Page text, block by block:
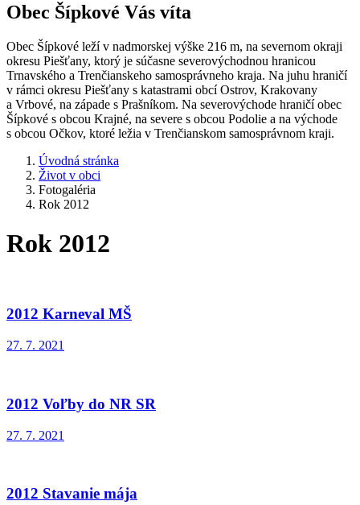
Obec Šípkové Vás víta
Obec Šípkové leží v nadmorskej výške 216 m, na severnom okraji
okresu Piešťany, ktorý je súčasne severovýchodnou hranicou
Trnavského a Trenčianskeho samosprávneho kraja. Na juhu hraničí
v rámci okresu Piešťany s katastrami obcí Ostrov, Krakovany
a Vrbové, na západe s Prašníkom. Na severovýchode hraničí obec
Šípkové s obcou Krajné, na severe s obcou Podolie a na východe
s obcou Očkov, ktoré ležia v Trenčianskom samosprávnom kraji.
Úvodná stránka
Život v obci
Fotogaléria
Rok 2012
Rok 2012
2012 Karneval MŠ
27. 7. 2021
2012 Voľby do NR SR
27. 7. 2021
2012 Stavanie mája